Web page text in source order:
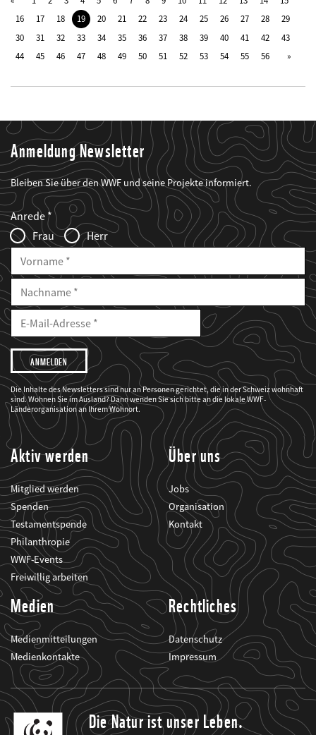
16
17 18 19 20 21 22 23 24 25 26 27 28
29
30
31 32 33 34 35 36 37 38 39 40 41 42
43
44
45 46 47 48 49 50 51 52 53 54 55 56
Anmeldung Newsletter
Bleiben Sie über den WWF und seine Projekte informiert.
Web2Case
Infofelder
Fieldset
anrede_name
Anrede
Frau
Herr
Vorname
Nachname
E-
Mailadresse
E-
Adresse
Ich
möchte,
dass
der
WWF
mich
über
seine
Projekte
informiert.
Die Inhalte des Newsletters sind nur an Personen gerichtet, die in der Schweiz wohnhaft
sind. Wohnen Sie im Ausland? Dann wenden Sie sich bitte an die lokale WWF-
Länderorganisation an Ihrem Wohnort.
Aktiv werden
Mitglied werden
Spenden
Testamentspende
Philanthropie
WWF-Events
Freiwillig arbeiten
Über uns
Jobs
Organisation
Kontakt
Medien
Medienmitteilungen
Medienkontakte
Rechtliches
Datenschutz
Impressum
Die Natur ist unser Leben.